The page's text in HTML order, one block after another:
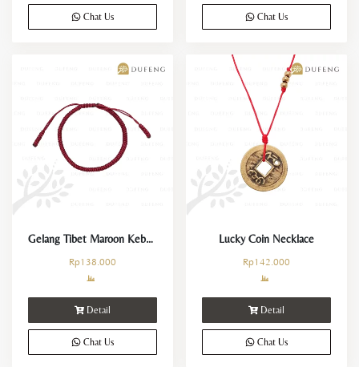
Chat Us Chat Us
Gelang Tibet Maroon Keberuntungan dan Kemakmuran
Rp138.000
Detail
Chat Us
Lucky Coin Necklace
Rp142.000
Detail
Chat Us